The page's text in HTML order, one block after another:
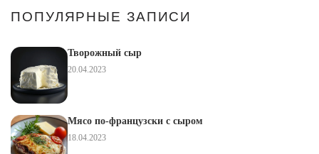
ПОПУЛЯРНЫЕ ЗАПИСИ
Творожный сыр
20.04.2023
Мясо по-французски с сыром
18.04.2023